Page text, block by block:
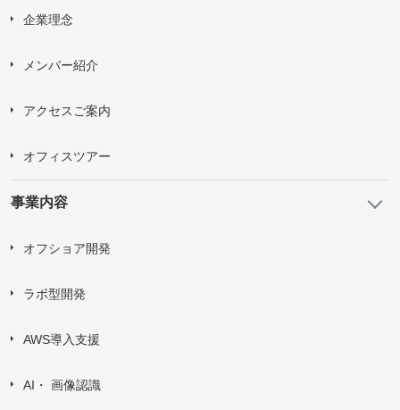
企業理念
メンバー紹介
アクセスご案内
オフィスツアー
事業内容
オフショア開発
ラボ型開発
AWS導入支援
AI・ 画像認識